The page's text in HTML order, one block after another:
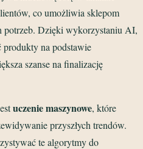
co umożliwia sklepom
potrzeb. Dzięki wykorzystaniu AI,
na podstawie
szanse na finalizację
uczenie maszynowe, które
przyszłych trendów.
te algorytmy do